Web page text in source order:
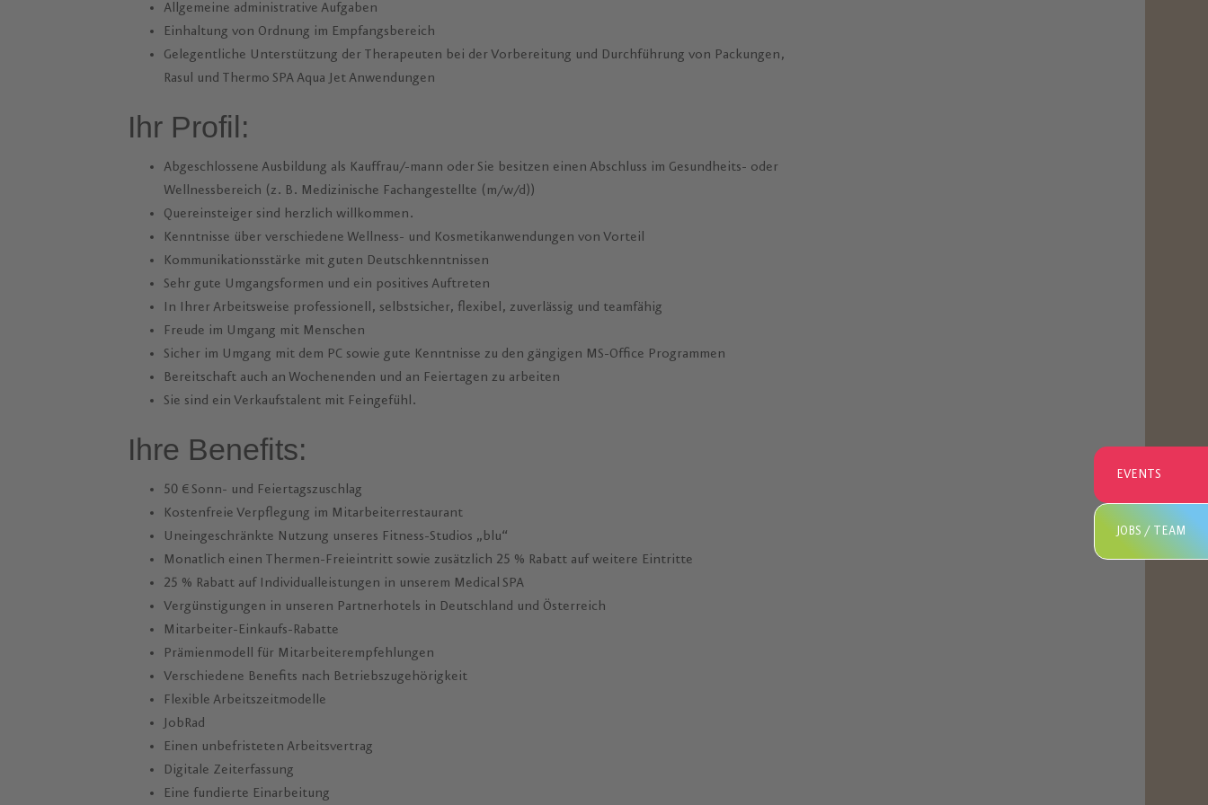
EVENTS
JOBS / TEAM
Allgemeine administrative Aufgaben
Einhaltung von Ordnung im Empfangsbereich
Gelegentliche Unterstützung der Therapeuten bei der Vorbereitung und Durchführung von Packungen,
Rasul und Thermo SPA Aqua Jet Anwendungen
Ihr Profil:
Abgeschlossene Ausbildung als Kauffrau/-mann oder Sie besitzen einen Abschluss im Gesundheits- oder
Wellnessbereich (z. B. Medizinische Fachangestellte (m/w/d))
Quereinsteiger sind herzlich willkommen.
Kenntnisse über verschiedene Wellness- und Kosmetikanwendungen von Vorteil
Kommunikationsstärke mit guten Deutschkenntnissen
Sehr gute Umgangsformen und ein positives Auftreten
In Ihrer Arbeitsweise professionell, selbstsicher, flexibel, zuverlässig und teamfähig
Freude im Umgang mit Menschen
Sicher im Umgang mit dem PC sowie gute Kenntnisse zu den gängigen MS-Office Programmen
Bereitschaft auch an Wochenenden und an Feiertagen zu arbeiten
Sie sind ein Verkaufstalent mit Feingefühl.
Ihre Benefits:
50 € Sonn- und Feiertagszuschlag
Kostenfreie Verpflegung im Mitarbeiterrestaurant
Uneingeschränkte Nutzung unseres Fitness-Studios „blu“
Monatlich einen Thermen-Freieintritt sowie zusätzlich 25 % Rabatt auf weitere Eintritte
25 % Rabatt auf Individualleistungen in unserem Medical SPA
Vergünstigungen in unseren Partnerhotels in Deutschland und Österreich
Mitarbeiter-Einkaufs-Rabatte
Prämienmodell für Mitarbeiterempfehlungen
Verschiedene Benefits nach Betriebszugehörigkeit
Flexible Arbeitszeitmodelle
JobRad
Einen unbefristeten Arbeitsvertrag
Digitale Zeiterfassung
Eine fundierte Einarbeitung